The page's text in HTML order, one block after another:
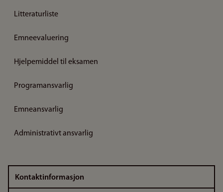
Litteraturliste
Emneevaluering
Hjelpemiddel til eksamen
Programansvarlig
Emneansvarlig
Administrativt ansvarlig
Kontaktinformasjon